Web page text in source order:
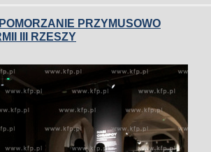
PRZYMUSOWO
III RZESZY